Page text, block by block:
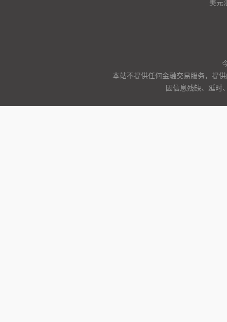
美元
本站不提供任何金融交易服务，提
因信息残缺、延时